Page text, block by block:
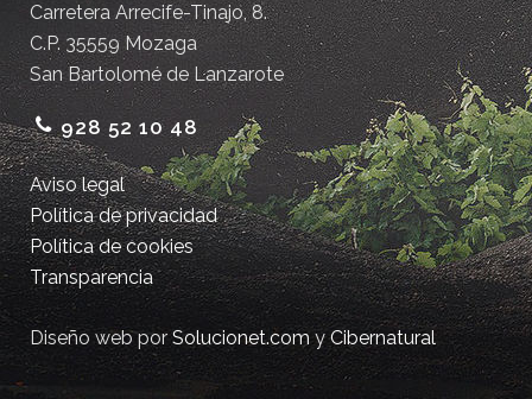
Carretera Arrecife-Tinajo, 8.
C.P. 35559 Mozaga
San Bartolomé de Lanzarote
928 52 10 48
Aviso legal
Política de privacidad
Política de cookies
Transparencia
Diseño web porSolucionet.comyCibernatural